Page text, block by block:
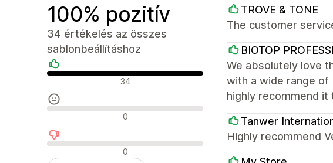
100% pozitív
34 értékelés az összes
sablonbeállításhoz
Pozitív értékelések
34
Semleges értékelések
0
Negatív értékelések
0
TROVE & TONE
The customer
BIOTOP
We absolutely love
with a wide range of
highly recommend
Tanwer
Highly recommend